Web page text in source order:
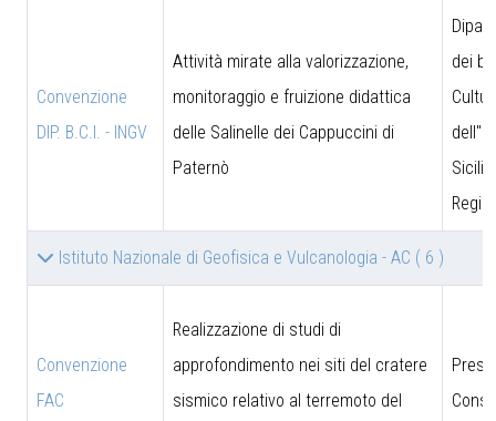
Convenzione
DIP. B.C.I. - INGV
Attività mirate alla valorizzazione,
monitoraggio e fruizione didattica
delle Salinelle dei Cappuccini di
Paternò
dei
Istituto Nazionale di Geofisica e Vulcanologia - AC ( 6 )
Convenzione
FAC
Realizzazione di studi di
approfondimento nei siti del cratere
sismico relativo al terremoto del